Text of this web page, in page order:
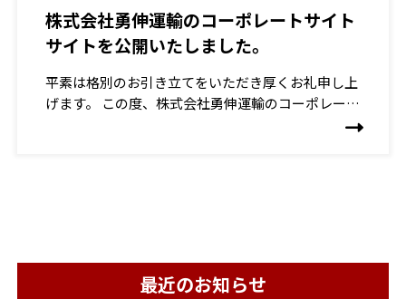
株式会社勇伸運輸のコーポレートサイト
サイトを公開いたしました。
平素は格別のお引き立てをいただき厚くお礼申し上
げます。 この度、株式会社勇伸運輸のコーポレート
最近のお知らせ